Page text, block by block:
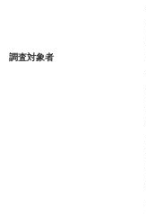
調査対象者